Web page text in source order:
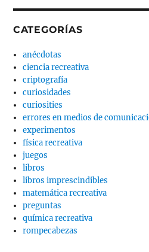
CATEGORÍAS
anécdotas
ciencia recreativa
criptografía
curiosidades
curiosities
errores en medios de
experimentos
física recreativa
juegos
libros
libros imprescindibles
matemática recreativa
preguntas
química recreativa
rompecabezas